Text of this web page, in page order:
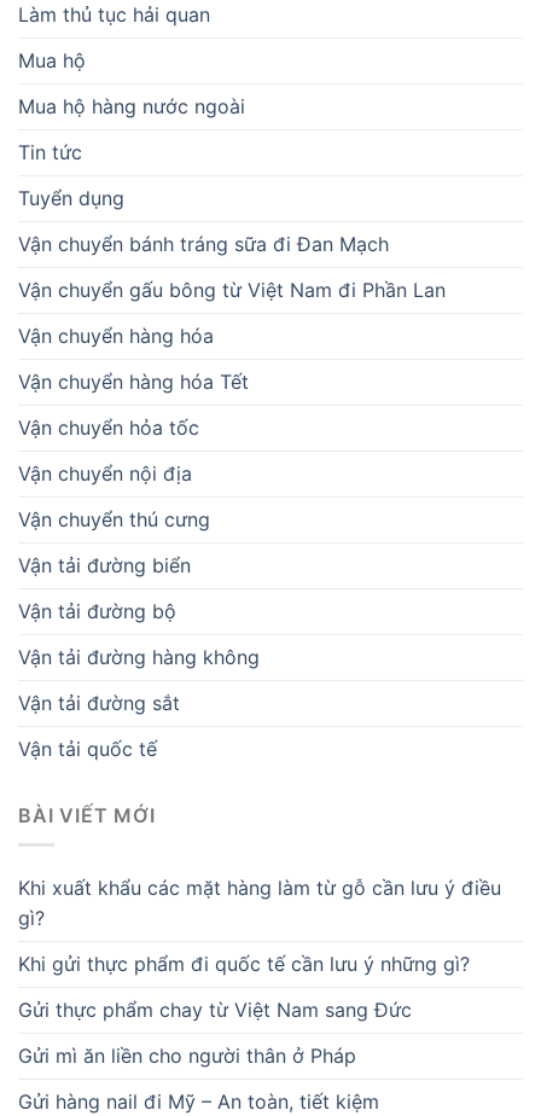
Làm thủ tục hải quan
Mua hộ
Mua hộ hàng nước ngoài
Tin tức
Tuyển dụng
Vận chuyển bánh tráng sữa đi Đan Mạch
Vận chuyển gấu bông từ Việt Nam đi Phần Lan
Vận chuyển hàng hóa
Vận chuyển hàng hóa Tết
Vận chuyển hỏa tốc
Vận chuyển nội địa
Vận chuyển thú cưng
Vận tải đường biển
Vận tải đường bộ
Vận tải đường hàng không
Vận tải đường sắt
Vận tải quốc tế
BÀI VIẾT MỚI
Khi xuất khẩu các mặt hàng làm từ gỗ cần lưu ý điều
gì?
Khi gửi thực phẩm đi quốc tế cần lưu ý những gì?
Gửi thực phẩm chay từ Việt Nam sang Đức
Gửi mì ăn liền cho người thân ở Pháp
Gửi hàng nail đi Mỹ – An toàn, tiết kiệm